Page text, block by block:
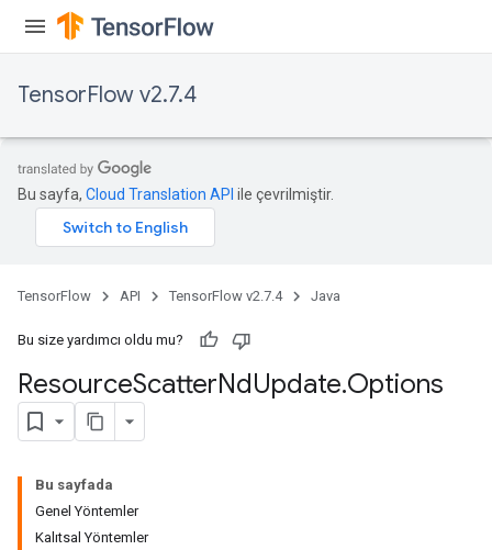
TensorFlow v2.7.4
Bu sayfa, Cloud Translation API ile çevrilmiştir.
TensorFlow API TensorFlow v2.7.4 Java
Bu size yardımcı oldu mu?
ResourceScatterNdUpdate.Options
Bu sayfada
Genel Yöntemler
Kalıtsal Yöntemler